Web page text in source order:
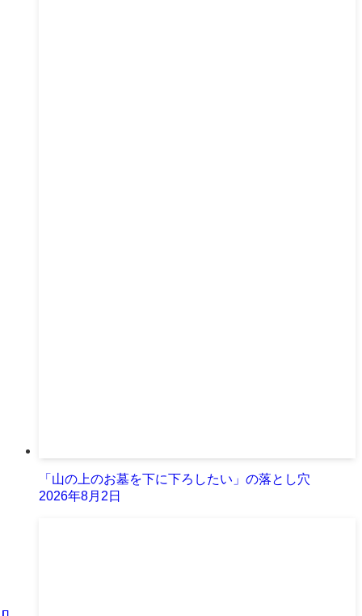
「山の上のお墓を下に下ろしたい」の落とし穴
2026年8月2日